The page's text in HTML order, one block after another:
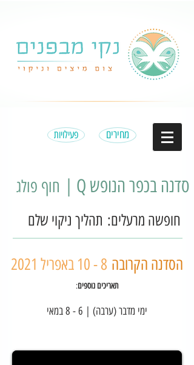
פעילויות מחירים
סדנה בכפר הנופש Q | חוף פולג
חופשה מרעלים: תהליך ניקוי שלם
הסדנה הקרובה
תאריכים נוספים:
ימי מדבר (ערבה) | 6 - 8 במאי